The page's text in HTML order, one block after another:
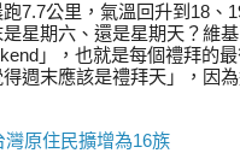
7.7公里，氣溫回升到18、
星期六、還是星期天？維
」，也就是每個禮拜的
得週末應該是禮拜天」，因
灣原住民擴增為16族